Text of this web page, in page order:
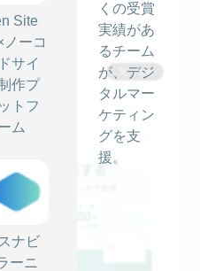
Site
ノーコ
サイ
作プ
トフ
ム
ナビ
ーニ
くの受賞
実績があ
るチーム
が、デジ
タルマー
ケティン
グを支
援。